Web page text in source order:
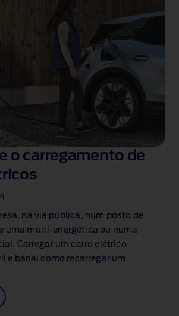
o carregamento de
na via pública, num posto de
uma multi‑energética ou numa
Carregar um carro elétrico
e banal como recarregar um